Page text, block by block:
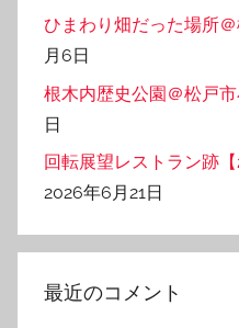
ひまわり畑だった場所
月6日
根木内歴史公園＠松戸
日
回転展望レストラン跡
2026年6月21日
最近のコメント